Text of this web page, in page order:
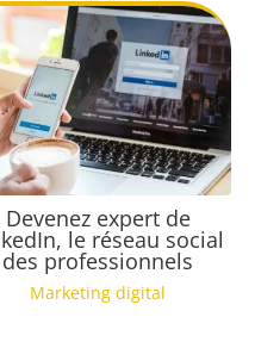
Devenez expert de
le réseau social
des professionnels
Marketing digital